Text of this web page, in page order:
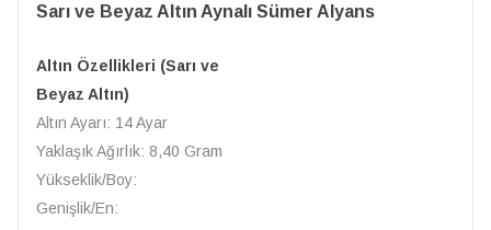
Sarı ve Beyaz Altın Aynalı Sümer Alyans
Altın Özellikleri (Sarı ve
Beyaz Altın)
Altın Ayarı: 14 Ayar
Yaklaşık Ağırlık: 8,40 Gram
Yükseklik/Boy:
Genişlik/En: